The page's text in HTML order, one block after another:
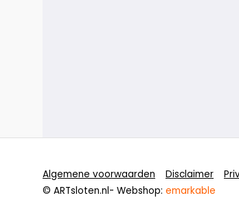
Algemene voorwaarden Disclaimer
© ARTsloten.nl- Webshop: emarkable